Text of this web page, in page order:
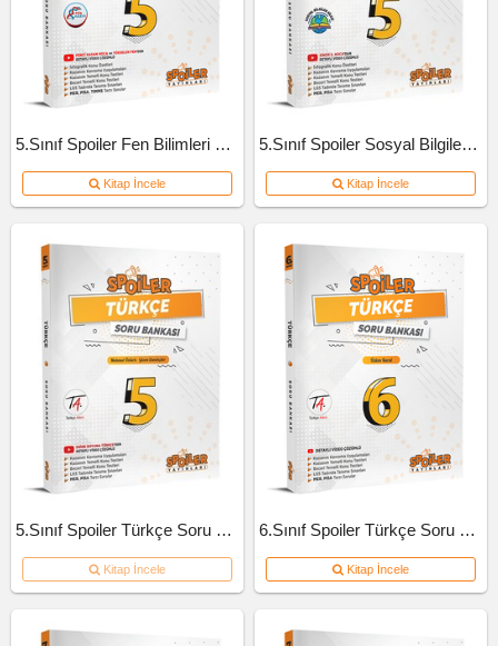
5.Sınıf Spoiler Fen Bilimleri Soru Bankası
Kitap İncele
5.Sınıf Spoiler Sosyal Bilgiler Soru Bankası
Kitap İncele
5.Sınıf Spoiler Türkçe Soru Bankası
Kitap İncele
6.Sınıf Spoiler Türkçe Soru Bankası
Kitap İncele